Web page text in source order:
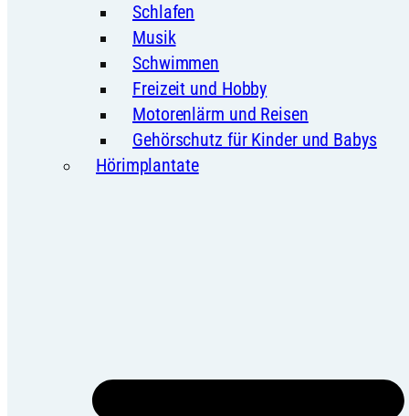
Schlafen
Musik
Schwimmen
Freizeit und Hobby
Motorenlärm und Reisen
Gehörschutz für Kinder und Babys
Hörimplantate